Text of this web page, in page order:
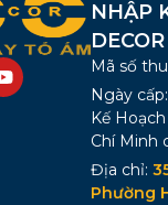
NHẬP
DECOR
Mã số
Ngày cấp:
Kế
Chí Minh
Địa chỉ:
Phường